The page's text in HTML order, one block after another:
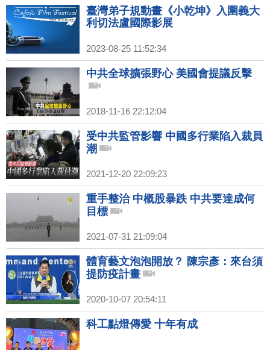
臺灣弟子規動畫《小乾坤》入圍義大
利切法盧國際影展
2023-08-25 11:52:34
中共全球擴張野心 美國會提議反擊
2018-11-16 22:12:04
受中共監管影響 中國多行業陷入裁員
潮
2021-12-20 22:09:23
重手整治 中概股暴跌 中共要達成何
目標
2021-07-31 21:09:04
體育藝文泡泡開放？ 陳宗彥：來台須
提防疫計畫
2020-10-07 20:54:11
科工點燈傳愛 十年有成